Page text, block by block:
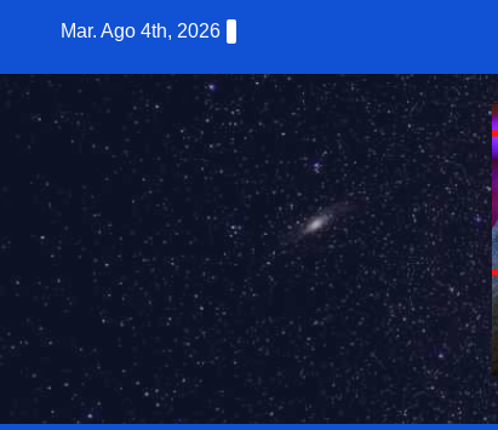
contenido
Mar. Ago 4th, 2026